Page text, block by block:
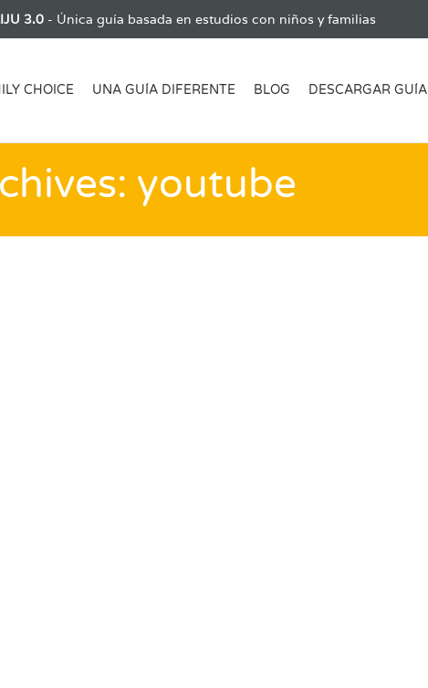
3.0 - Única guía basada en estudios con niños y familias
CHOICE UNA GUÍA DIFERENTE BLOG DESCARGAR GUÍA
youtube